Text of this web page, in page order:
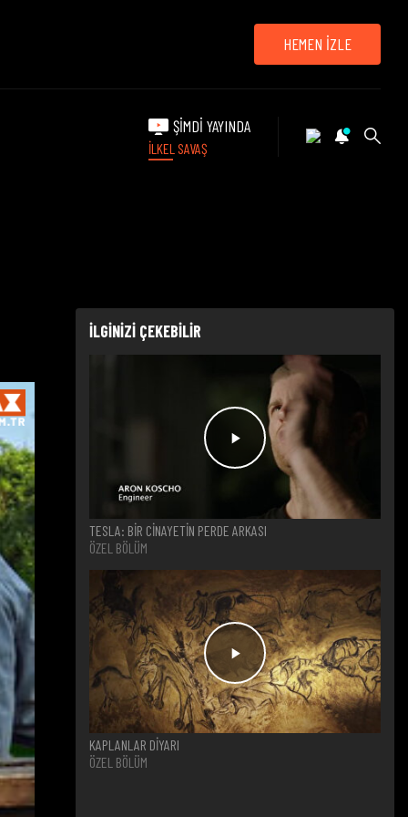
HEMEN İZLE
ŞİMDİ YAYINDA
İLKEL SAVAŞ
İLGİNİZİ ÇEKEBİLİR
TESLA: BİR CİNAYETİN PERDE ARKASI
ÖZEL BÖLÜM
KAPLANLAR DİYARI
ÖZEL BÖLÜM